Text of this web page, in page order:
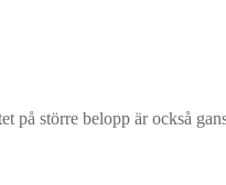
på större belopp är också